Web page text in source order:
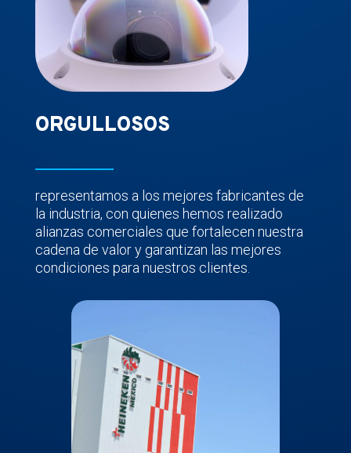
ORGULLOSOS
representamos a los mejores fabricantes de
la industria, con quienes hemos realizado
alianzas comerciales que fortalecen nuestra
cadena de valor y garantizan las mejores
condiciones para nuestros clientes.